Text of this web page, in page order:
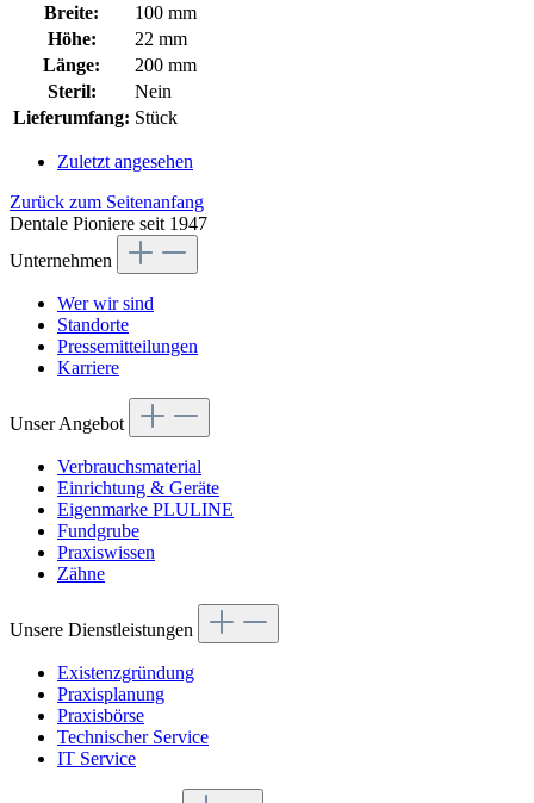
Breite:
100 mm
Höhe:
22 mm
Länge:
200 mm
Steril:
Nein
Lieferumfang: Stück
Zuletzt angesehen
Zurück zum Seitenanfang
Dentale Pioniere seit 1947
Unternehmen
Wer wir sind
Standorte
Pressemitteilungen
Karriere
Unser Angebot
Verbrauchsmaterial
Einrichtung & Geräte
Eigenmarke PLULINE
Fundgrube
Praxiswissen
Zähne
Unsere Dienstleistungen
Existenzgründung
Praxisplanung
Praxisbörse
Technischer Service
IT Service